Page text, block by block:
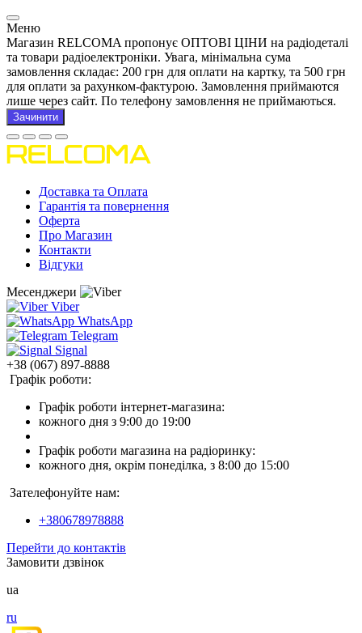
Меню
Магазин RELCOMA пропонує ОПТОВІ ЦІНИ на радіодеталі
та товари радіоелектроніки. Увага, мінімальна сума
замовлення складає: 200 грн для оплати на картку, та 500 грн
для оплати за рахунком-фактурою. Замовлення приймаются
лише через сайт. По телефону замовлення не приймаються.
Зачинити
Доставка та Оплата
Гарантія та повернення
Оферта
Про Магазин
Контакти
Відгуки
Месенджери
Viber
WhatsApp
Telegram
Signal
+38 (067) 897-8888
Графік роботи:
Графік роботи інтернет-магазина:
кожного дня з 9:00 до 19:00
Графік роботи магазина на радіоринку:
кожного дня, окрім понеділка, з 8:00 до 15:00
Зателефонуйте нам:
+380678978888
Перейти до контактів
Замовити дзвінок
ua
ru